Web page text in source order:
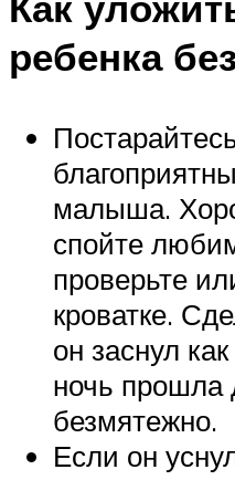
ребенка
малыша.
спойте
проверьте
кроватке.
он заснул
ночь прошла
безмятежно.
Если он